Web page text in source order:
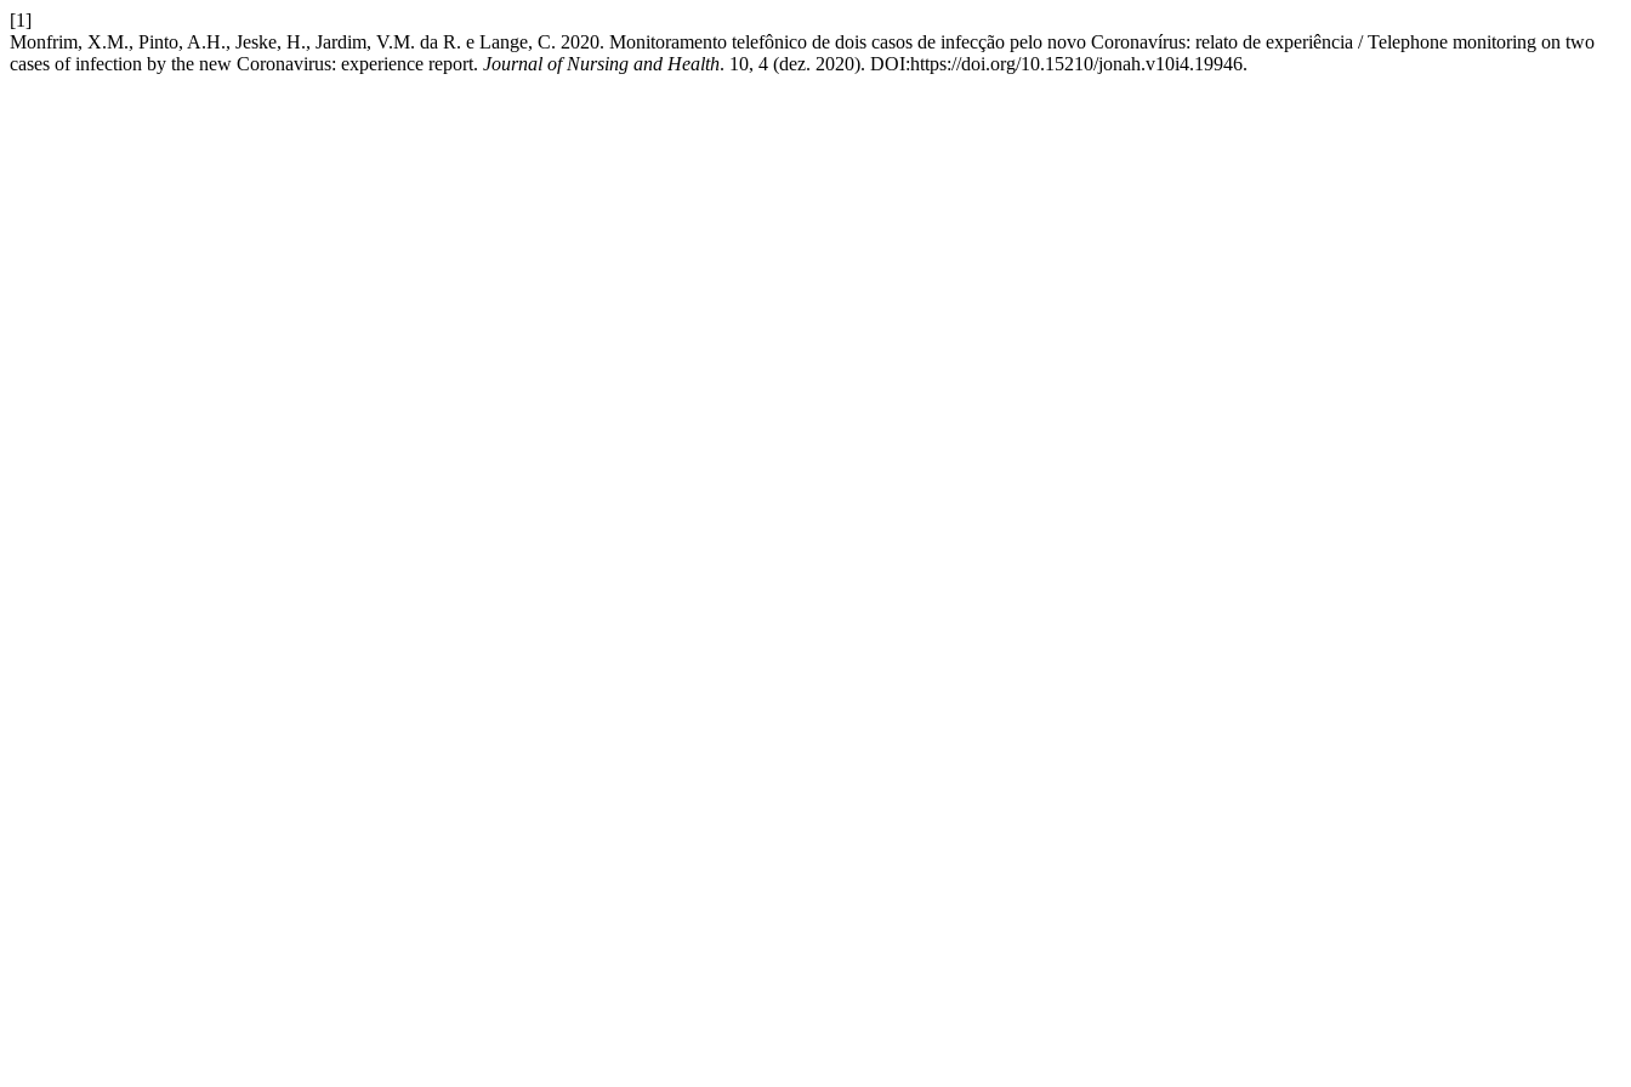
[1]
Monfrim, X.M., Pinto, A.H., Jeske, H., Jardim, V.M. da R. e Lange, C. 2020. Monitoramento telefônico de dois casos de infecção pelo novo Coronavírus: relato de experiência / Telephone monitoring on two
cases of infection by the new Coronavirus: experience report. Journal of Nursing and Health. 10, 4 (dez. 2020). DOI:https://doi.org/10.15210/jonah.v10i4.19946.